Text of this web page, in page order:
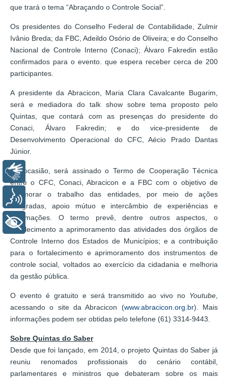
que trará o tema “Abraçando o Controle Social”.
Os presidentes do Conselho Federal de Contabilidade, Zulmir
Ivânio Breda; da FBC, Adeildo Osório de Oliveira; e do Conselho
Nacional de Controle Interno (Conaci); Álvaro Fakredin estão
confirmados para o evento. que espera receber cerca de 200
participantes.
A presidente da Abracicon, Maria Clara Cavalcante Bugarim,
será e mediadora do talk show sobre tema proposto pelo
Quintas, que contará com as presenças do presidente do
Conaci, Álvaro Fakredin; e do vice-presidente de
Desenvolvimento Operacional do CFC, Aécio Prado Dantas
Júnior.
Na ocasião, será assinado o Termo de Cooperação Técnica
entre o CFC, Conaci, Abracicon e a FBC com o objetivo de
aprimorar o trabalho das entidades, por meio de ações
integradas, apoio mútuo e intercâmbio de experiências e
informações. O termo prevê, dentre outros aspectos, o
fortalecimento a aprimoramento das atividades dos órgãos de
Controle Interno dos Estados de Municípios; e a contribuição
para o fortalecimento e aprimoramento dos instrumentos de
controle social, voltados ao exercício da cidadania e melhoria
da gestão pública.
O evento é gratuito e será transmitido ao vivo no Youtube
acessando o site da Abracicon (www.abracicon.org.br). Mais
informações podem ser obtidas pelo telefone (61) 3314-9443.
Sobre Quintas do Saber
Desde que foi lançado, em 2014, o projeto Quintas do Saber já
reuniu renomados profissionais do cenário contábil,
parlamentares e ministros que debateram sobre os mais
Libras
Voz
+ Acessibilidade